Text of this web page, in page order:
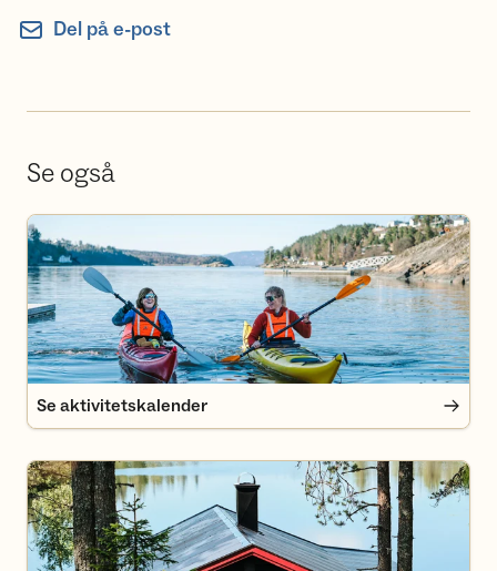
Del på e-post
Se også
Se aktivitetskalender
Se aktivitetskalender
Finn deg en hytte i Oslomarka